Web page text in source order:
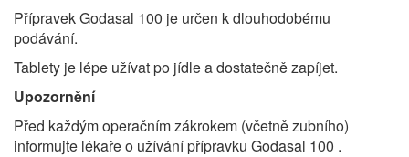
Přípravek Godasal 100 je určen k dlouhodobému
podávání.
Tablety je lépe užívat po jídle a dostatečně zapíjet.
Upozornění
Před každým operačním zákrokem (včetně zubního)
informujte lékaře o užívání přípravku Godasal 100 .